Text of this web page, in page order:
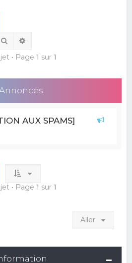
r
Rechercher
• Page 1 sur 1
AUX SPAMS]
• Page 1 sur 1
Aller